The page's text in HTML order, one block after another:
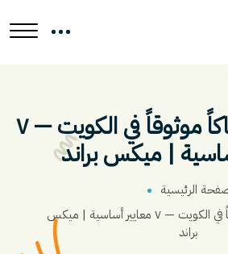
كيف تختار سباكاً موثوقاً في الكويت — ٧
| ميكس براند
الرئيسية
كيف تختار سباكاً موثوقاً في الكويت — ٧ معايير أساسية | ميكس
براند